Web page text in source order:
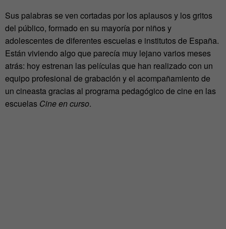
Sus palabras se ven cortadas por los aplausos y los gritos
del público, formado en su mayoría por niños y
adolescentes de diferentes escuelas e institutos de España.
Están viviendo algo que parecía muy lejano varios meses
atrás: hoy estrenan las películas que han realizado con un
equipo profesional de grabación y el acompañamiento de
un cineasta gracias al programa pedagógico de cine en las
escuelas Cine en curso.